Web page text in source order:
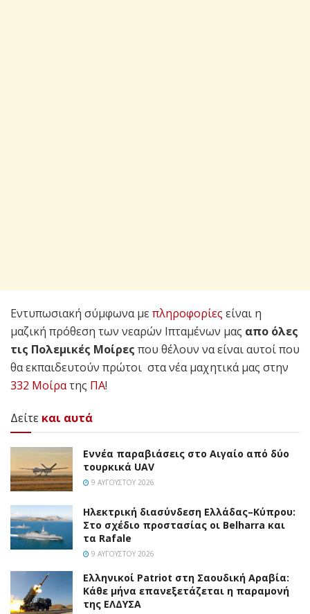
Εντυπωσιακή σύμφωνα μεπληροφορίες είναι η
μαζική πρόθεση των νεαρών Ιπταμένων μας απο όλες
τις Πολεμικές Μοίρες που θέλουν να είναι αυτοί που
θα εκπαιδευτούν πρώτοι στα νέα μαχητικά μας στην
332 Μοίρατης ΠΑ!
Δείτε και αυτά
Εννέα παραβιάσεις στο Αιγαίο από δύο
τουρκικά UAV
9 ΑΥΓΟΎΣΤΟΥ 2026
Ηλεκτρική διασύνδεση Ελλάδας–Κύπρου:
Στο σχέδιο προστασίας οι Belharra και
τα Rafale
9 ΑΥΓΟΎΣΤΟΥ 2026
Ελληνικοί Patriot στη Σαουδική Αραβία:
Κάθε μήνα επανεξετάζεται η παραμονή
της ΕΛΔΥΣΑ